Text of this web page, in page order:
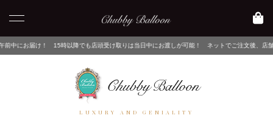
降でも店頭受け取りは当日中にお渡しが可能！ ネットでご注文後、店舗でピックアップする
LUXURY AND GENIALITY